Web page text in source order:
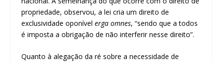
propriedade, observou, a lei cria um direito de
exclusividade oponível erga omnes, “sendo que a todos
é imposta a obrigação de não interferir nesse direito”.
Quanto à alegação da ré sobre a necessidade de